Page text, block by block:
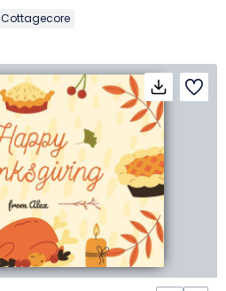
Cottagecore